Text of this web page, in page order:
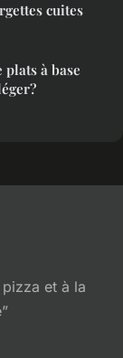
cuites
à base
et à la